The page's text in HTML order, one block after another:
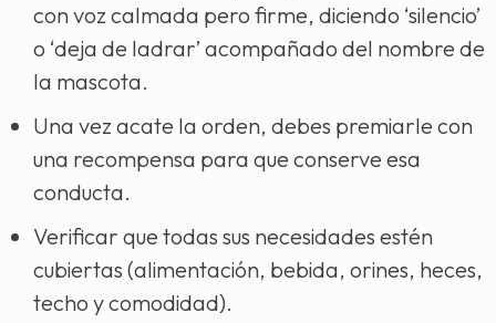
con voz calmada pero firme, diciendo ‘silencio’
o ‘deja de ladrar’ acompañado del nombre de
la mascota.
Una vez acate la orden, debes premiarle con
una recompensa para que conserve esa
conducta.
Verificar que todas sus necesidades estén
cubiertas (alimentación, bebida, orines, heces,
techo y comodidad).